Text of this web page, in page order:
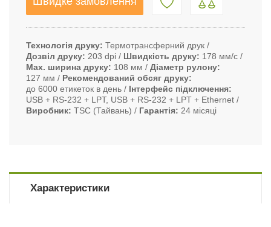
Технологія друку Термотрансферний друк
Дозвіл друку 203 dpi Швидкість друку
178 мм/с
Max. ширина друку
108 мм
Діаметр рулону
127 мм
Рекомендований обсяг друку
до 6000 етикеток в день
Інтерфейс підключення
USB + RS-232 + LPT, USB + RS-232 + LPT + Ethernet
Виробник TSC (Тайвань) Гарантія 24 місяці
Характеристики